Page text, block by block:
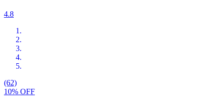
4.8
(62)
10% OFF